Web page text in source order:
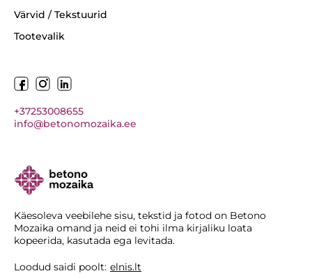
Värvid / Tekstuurid
Tootevalik
+37253008655
info@betonomozaika.ee
Käesoleva veebilehe sisu, tekstid ja fotod on Betono
Mozaika omand ja neid ei tohi ilma kirjaliku loata
kopeerida, kasutada ega levitada.
Loodud saidi poolt: elnis.lt